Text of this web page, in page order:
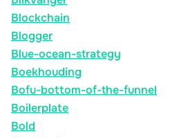
Blockchain
Blogger
Blue-ocean-strategy
Boekhouding
Bofu-bottom-of-the-funnel
Boilerplate
Bold